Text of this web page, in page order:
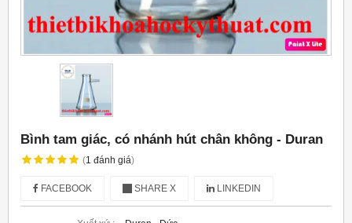
Bình tam giác, có nhánh hút chân không - Duran
(1 đánh giá)
FACEBOOK SHARE X LINKEDIN